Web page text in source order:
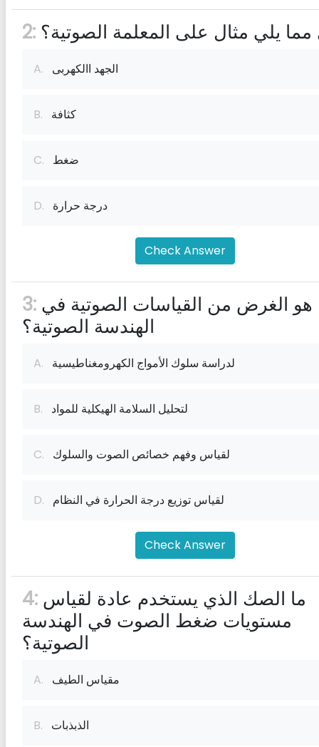
2: مما يلي مثال على المعلمة الصوتية؟
A. الجهد االكهربى
B. كثافة
C. ضغط
D. درجة حرارة
Check Answer
3:
الهندسة الصوتية؟
A. لدراسة سلوك الأمواج الكهرومغناطيسية
B. لتحليل السلامة الهيكلية للمواد
C. لقياس وفهم خصائص الصوت والسلوك
D. لقياس توزيع درجة الحرارة في النظام
Check Answer
4:
مستويات ضغط الصوت في الهندسة
الصوتية؟
A. مقياس الطيف
B. الذبذبات